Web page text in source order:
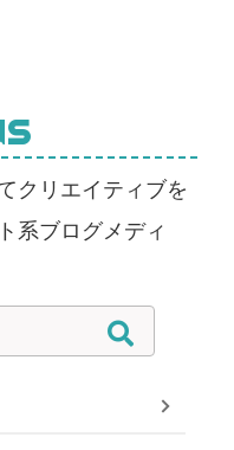
クリエイティブを
系ブログメディ